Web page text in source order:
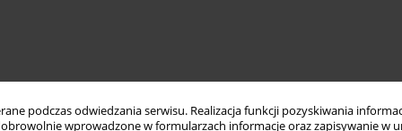
podczas odwiedzania serwisu. Realizacja funkcji pozyskiwania
wprowadzone w formularzach informacje oraz zapisywanie w